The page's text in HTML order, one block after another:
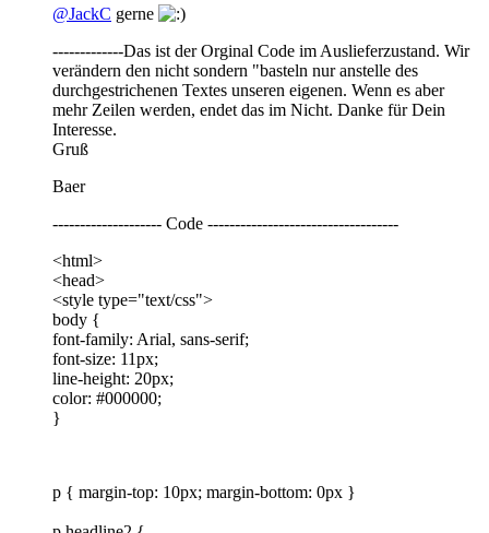
@JackC gerne
-------------Das ist der Orginal Code im Auslieferzustand. Wir
verändern den nicht sondern "basteln nur anstelle des
durchgestrichenen Textes unseren eigenen. Wenn es aber
mehr Zeilen werden, endet das im Nicht. Danke für Dein
Interesse.
Gruß
Baer
-------------------- Code -----------------------------------
<html>
<head>
<style type="text/css">
body {
font-family: Arial, sans-serif;
font-size: 11px;
line-height: 20px;
color: #000000;
}
p { margin-top: 10px; margin-bottom: 0px }